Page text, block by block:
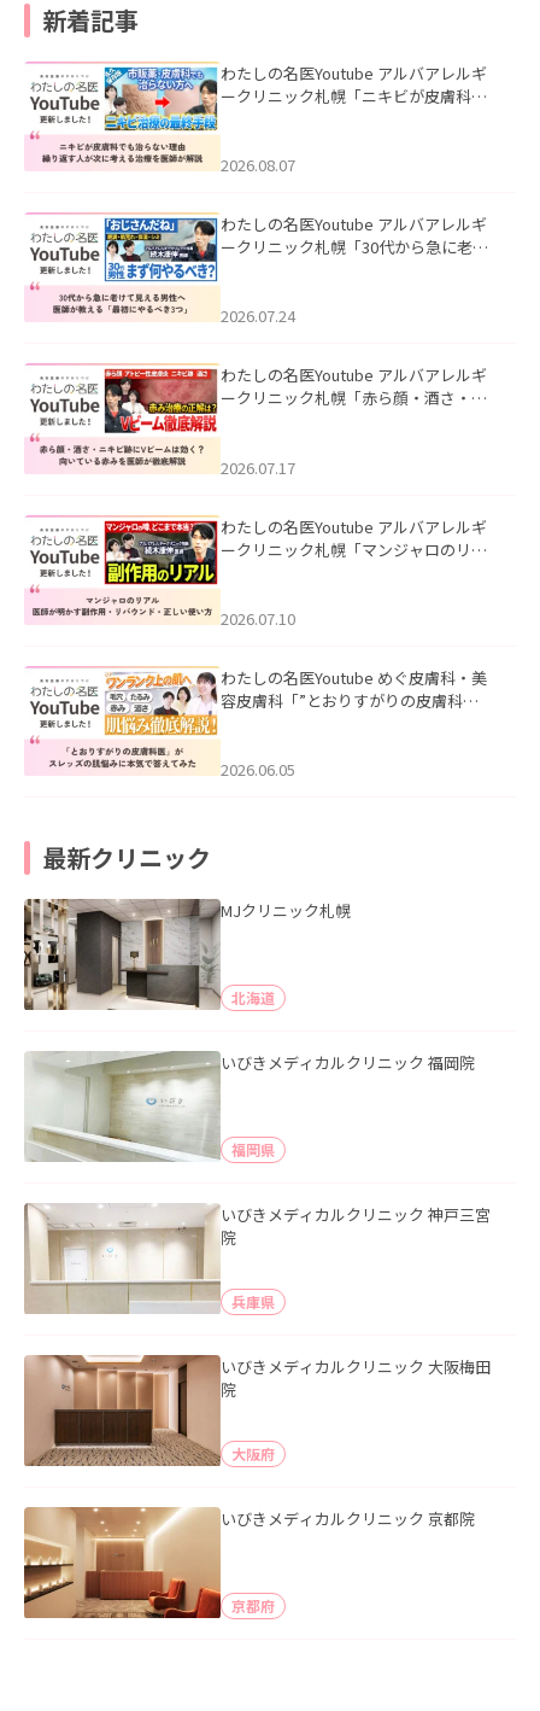
新着記事
わたしの名医Youtube アルバアレルギ
ークリニック札幌「ニキビが皮膚科で
ました。
2026.08.07
わたしの名医Youtube アルバアレルギ
ークリニック札幌「30代から急に老け
た。
2026.07.24
わたしの名医Youtube アルバアレルギ
ークリニック札幌「赤ら顔・酒さ・ニ
した。
2026.07.17
わたしの名医Youtube アルバアレルギ
ークリニック札幌「マンジャロのリア
た。
2026.07.10
わたしの名医Youtube めぐ皮膚科・美
容皮膚科「”とおりすがりの皮膚科
2026.06.05
最新クリニック
MJクリニック札幌
北海道
いびきメディカルクリニック 福岡院
福岡県
いびきメディカルクリニック 神戸三宮
院
兵庫県
いびきメディカルクリニック 大阪梅田
院
大阪府
いびきメディカルクリニック 京都院
京都府